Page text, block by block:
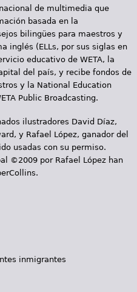
de multimedia que
basada en la
bilingües para maestros y
inglés (ELLs, por sus siglas en
educativo de WETA, la
del país, y recibe fondos de
y la National Education
Public Broadcasting.
ilustradores David Díaz,
y Rafael López, ganador del
usadas con su permiso.
©2009 por Rafael López han
inmigrantes